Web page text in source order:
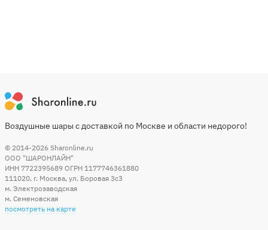
Воздушные шары с доставкой по Москве и области недорого!
© 2014-2026 Sharonline.ru
ООО "ШАРОНЛАЙН"
ИНН 7722395689 ОГРН 1177746361880
111020, г. Москва, ул. Боровая 3c3
м. Электрозаводская
м. Семеновская
посмотреть на карте